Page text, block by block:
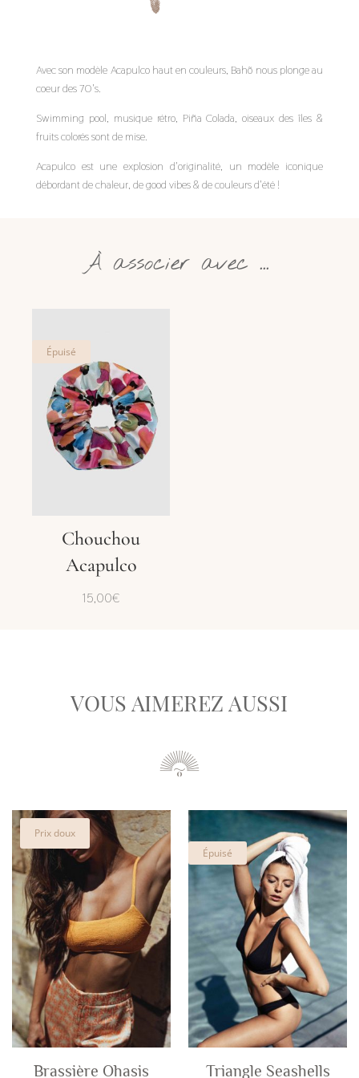
Avec son modèle Acapulco haut en couleurs, Bahõ nous plonge au
coeur des 70's.
Swimming pool, musique rétro, Piña Colada, oiseaux des îles &
fruits colorés sont de mise.
Acapulco est une explosion d'originalité, un modèle iconique
débordant de chaleur, de good vibes & de couleurs d'été !
À associer avec ...
Épuisé
Chouchou
Acapulco
15,00€
VOUS AIMEREZ AUSSI
Prix doux
Brassière Ohasis
Épuisé
Triangle Seashells